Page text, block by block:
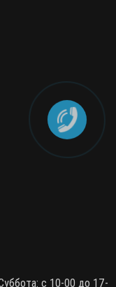
с 10-00 до 17-